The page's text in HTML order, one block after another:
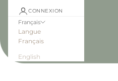
CONNEXION
Français
Langue
Français
English